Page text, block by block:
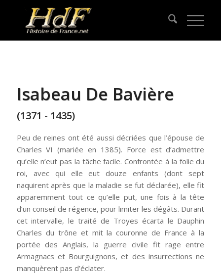
Isabeau De Bavière
(1371 - 1435)
Peu de reines ont été aussi décriées que l’épouse de
Charles VI (mariée en 1385). Force est d’admettre
qu’elle n’eut pas la tâche facile. Confrontée à la folie du
roi, avec qui elle eut douze enfants (dont sept
naquirent après que la maladie se fut déclarée), elle fit
apparemment tout ce qu’elle put, une fois à la tête
d’un conseil de régence, pour limiter les dégâts. Durant
cet intervalle, le traité de Troyes écarta le Dauphin
Charles du trône et mit la couronne de France à la
portée des Anglais, la guerre civile fit rage entre
Armagnacs et Bourguignons, et des insurrections ne
manquèrent pas d’éclater.